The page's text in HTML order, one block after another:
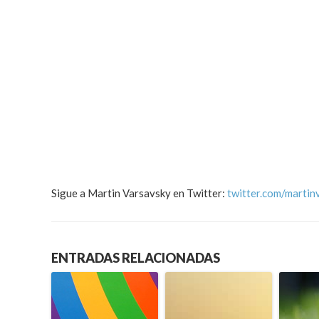
Sigue a Martin Varsavsky en Twitter: twitter.com/
ENTRADAS RELACIONADAS